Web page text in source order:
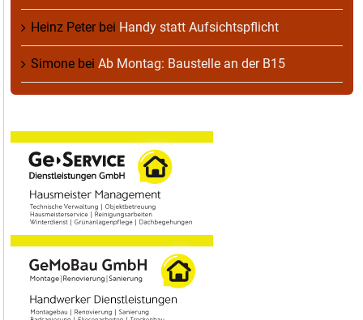
Heinz Peterbei Handy statt Aufsichtspflicht
Simone bei Ab Montag: Baustelle an der B15